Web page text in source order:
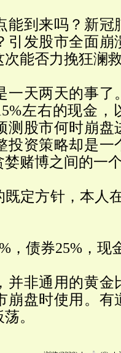
能到来吗？新冠
引发股市全面崩
能否力挽狂澜
一天两天的事了
左右的现金，
测股市何时崩盘
投资策略却是一
赌博之间的一
定方针，本人
，债券25%，现
并非通用的黄金
崩盘时使用。有
。